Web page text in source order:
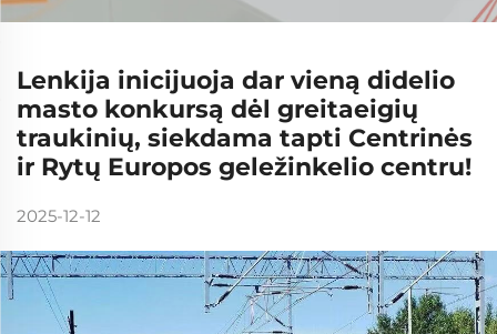
Lenkija inicijuoja dar vieną didelio
masto konkursą dėl greitaeigių
traukinių, siekdama tapti Centrinės
ir Rytų Europos geležinkelio centru!
2025-12-12